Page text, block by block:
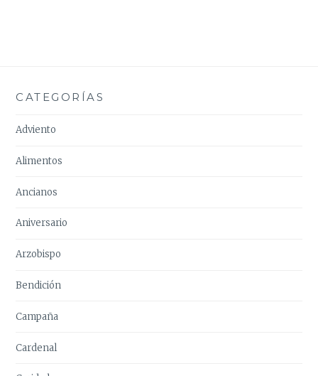
CATEGORÍAS
Adviento
Alimentos
Ancianos
Aniversario
Arzobispo
Bendición
Campaña
Cardenal